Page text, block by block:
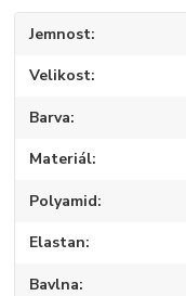
Jemnost
Velikost
Barva
Materiál
Polyamid
Elastan
Bavlna